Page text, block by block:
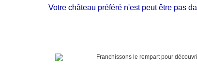
Votre château préféré n'est peut être pas